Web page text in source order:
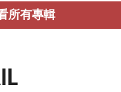
所有專輯